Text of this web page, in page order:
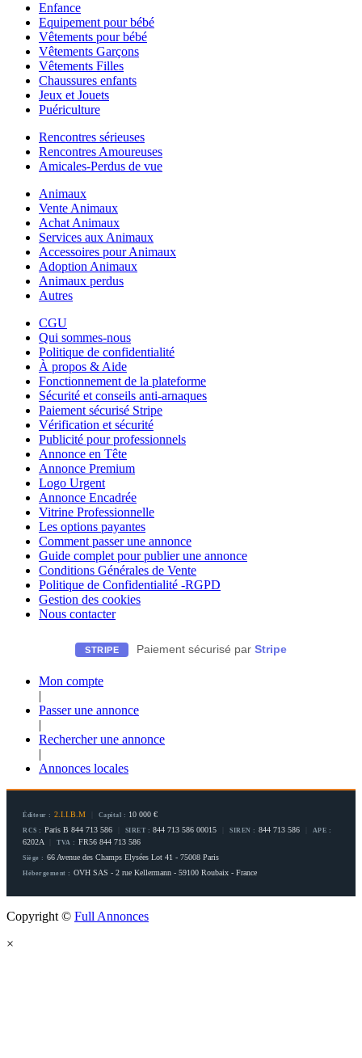
Enfance
Equipement pour bébé
Vêtements pour bébé
Vêtements Garçons
Vêtements Filles
Chaussures enfants
Jeux et Jouets
Puériculture
Rencontres sérieuses
Rencontres Amoureuses
Amicales-Perdus de vue
Animaux
Vente Animaux
Achat Animaux
Services aux Animaux
Accessoires pour Animaux
Adoption Animaux
Animaux perdus
Autres
CGU
Qui sommes-nous
Politique de confidentialité
À propos & Aide
Fonctionnement de la plateforme
Sécurité et conseils anti-arnaques
Paiement sécurisé Stripe
Vérification et sécurité
Publicité pour professionnels
Annonce en Tête
Annonce Premium
Logo Urgent
Annonce Encadrée
Vitrine Professionnelle
Les options payantes
Comment passer une annonce
Guide complet pour publier une annonce
Conditions Générales de Vente
Politique de Confidentialité -RGPD
Gestion des cookies
Nous contacter
STRIPE Paiement sécurisé par Stripe
Mon compte
|
Passer une annonce
|
Rechercher une annonce
|
Annonces locales
Éditeur : 2.I.I.B.M Capital : 10 000 €
RCS : Paris B 844 713 586 SIRET : 844 713 586 00015 SIREN : 844 713 586 APE :
6202A TVA : FR56 844 713 586
Siège : 66 Avenue des Champs Elysées Lot 41 - 75008 Paris
Hébergement : OVH SAS - 2 rue Kellermann - 59100 Roubaix - France
Copyright © Full Annonces
×